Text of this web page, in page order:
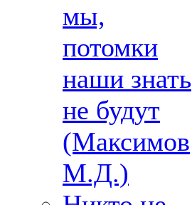
мы,
потомки
наши знать
не будут
(Максимов
М.Д.)